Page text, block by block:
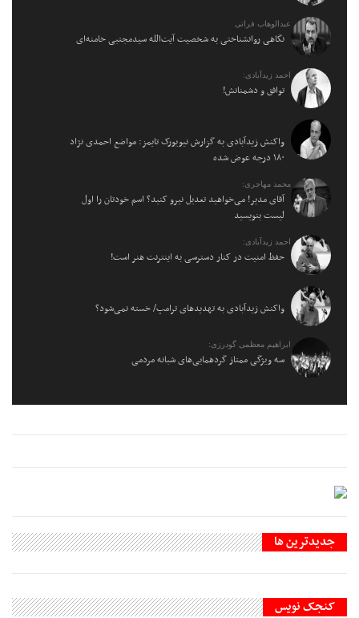
عبدالوهاب فراتی
نگاهی روانشناختی به شخصیت آیت‌الله سیدمجتبی خامنه‌ای
احمد زیدآبادی:
توافق و دشمنانش!
واکنش زیدآبادی به گزارش نیویورک تایمز: مواضع احمدی نژاد
۱۸۰ درجه عوض شده
محمد مهاجری:
آقای مدیر! می‌خواهید تعدیل نیرو کنید؟ اسم خودتان را اول
لیست بنویسید
احمد زیدآبادی:
حفظ امنیت در کنار دسترسی به اینترنت هنر است!
واکنش زیدآبادی به تهدیدهای ترامپ/ خسته نمی‌شود؟
ابراهیم معظمی گودرزی:
سه ویژگی ممتاز گردهمایی‌های شبانه مردمی
جديدترين ها
کنجک نویس